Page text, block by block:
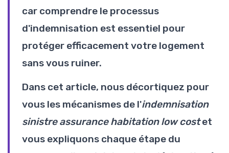
car comprendre le processus
d'indemnisation est essentiel pour
protéger efficacement votre logement
sans vous ruiner.
Dans cet article, nous décortiquez pour
vous les mécanismes de l'indemnisation
sinistre assurance habitation low costet
vous expliquons chaque étape du